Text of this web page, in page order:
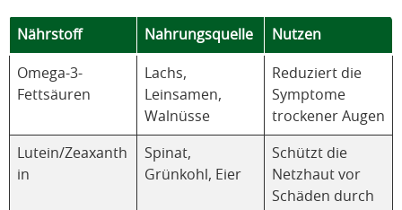
Nährstoff Nahrungsquelle Nutzen
Omega-3-
Fettsäuren
Lachs,
Leinsamen,
Walnüsse
Reduziert die
Symptome
trockener Augen
Lutein/Zeaxanth
in
Spinat,
Grünkohl, Eier
Schützt die
Netzhaut vor
Schäden durch